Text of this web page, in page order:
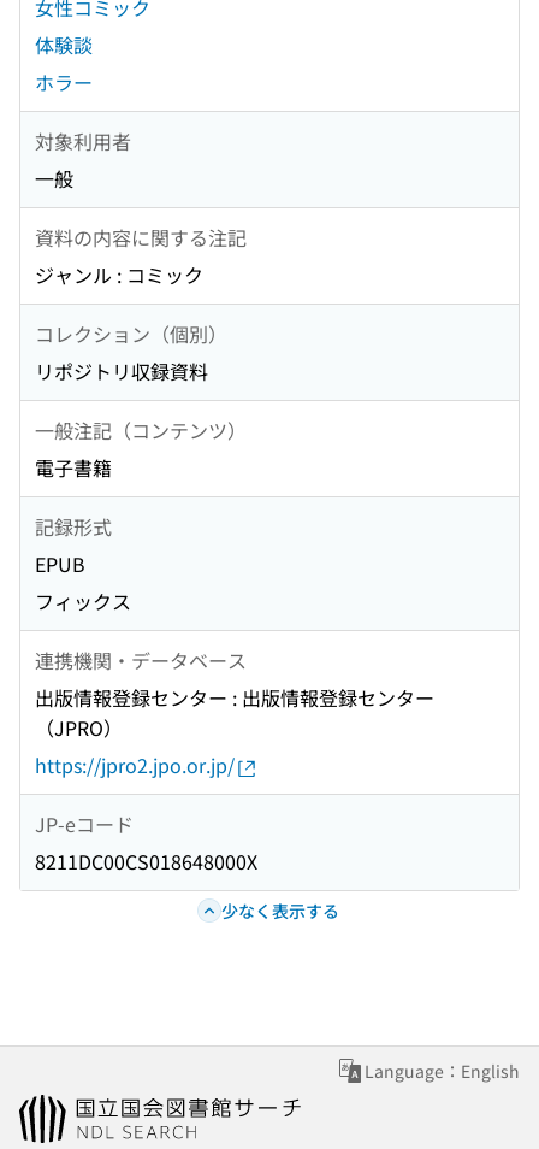
女性コミック
体験談
ホラー
対象利用者
一般
資料の内容に関する注記
ジャンル : コミック
コレクション（個別）
リポジトリ収録資料
一般注記（コンテンツ）
電子書籍
記録形式
EPUB
フィックス
連携機関・データベース
出版情報登録センター : 出版情報登録センター
（JPRO）
https://jpro2.jpo.or.jp/
JP-eコード
8211DC00CS018648000X
少なく表示する
Language：English